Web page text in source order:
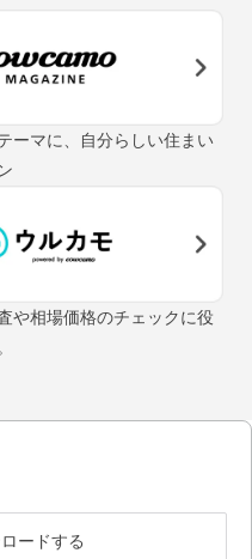
ーマに、自分らしい住まい
や相場価格のチェックに役
ードする